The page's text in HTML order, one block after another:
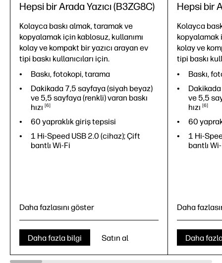
Hepsi bir Arada Yazıcı (B3ZG8C)
Kolayca baskı almak, taramak ve
kopyalamak için kablosuz, kullanımı
kolay ve kompakt bir yazıcı arayan ev
tipi baskı kullanıcıları için.
Baskı, fotokopi, tarama
Dakikada 7,5 sayfaya (siyah beyaz)
ve 5,5 sayfaya (renkli) varan baskı
hızı
6
60 yapraklık giriş tepsisi
1 Hi-Speed USB 2.0 (cihaz); Çift
bantlı Wi-Fi
Baskı, fotokopi, tarama
Dakikada 7,5 sayfaya (siyah beyaz)
Daha fazlasını göster
Daha fazla bilgi Satın al
Hepsi bir
Kolayca
kopyalamak
kolay ve
tipi baskı
Baskı,
ve 5,5
hızı
6
60
1 Hi-
bantlı
Baskı,
Daha
Daha